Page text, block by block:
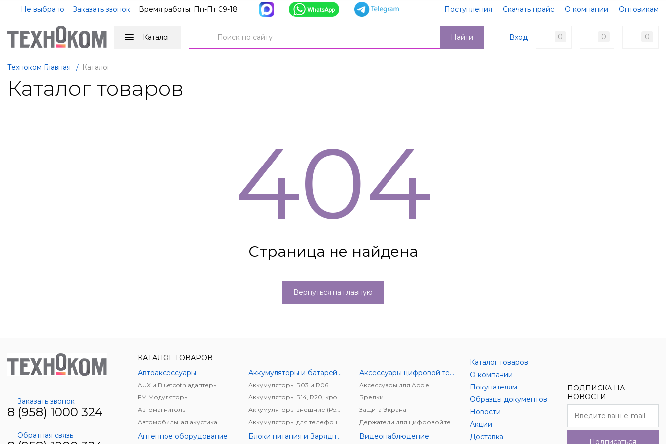
Не выбрано Заказать звонок Время работы: Пн-Пт 09-18 Поступления Скачать прайс О компании
Оптовикам
Доставка
Контакты
Каталог Вход 0 0 0
Найти
Техноком Главная / Каталог
Каталог товаров
404
Страница не найдена
Вернуться на главную
Заказать звонок
8 (958) 1000 324
Обратная связь
КАТАЛОГ ТОВАРОВ
Автоаксессуары
AUX и Bluetooth адаптеры
FM Модуляторы
Автомагнитолы
Автомобильная акустика
Аккумуляторы и батарейки
Аккумуляторы R03 и R06
Аксессуары цифровой техники
Аксессуары для Apple
Брелки
Защита Экрана
Антенное оборудование Блоки питания и Зарядные устройства Видеонаблюдение
Каталог товаров
О компании
Покупателям
Образцы документов
Новости
Акции
Доставка
ПОДПИСКА НА
НОВОСТИ
Подписаться